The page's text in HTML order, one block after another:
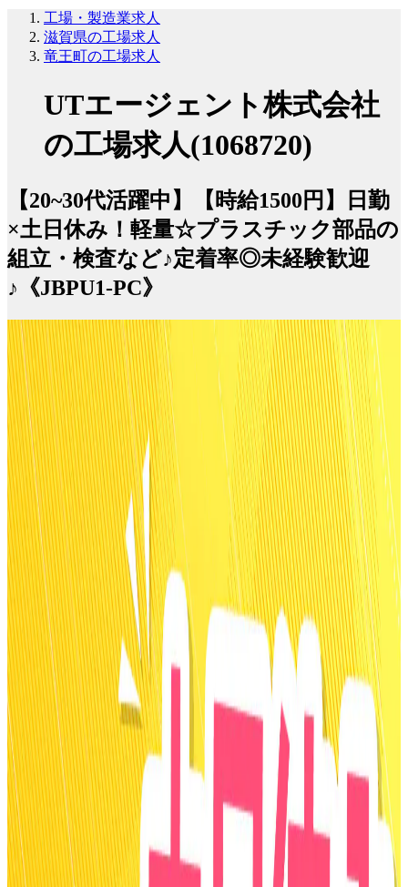
工場・製造業求人
滋賀県の工場求人
竜王町の工場求人
UTエージェント株式会社
の工場求人(1068720)
【20~30代活躍中】【時給1500円】日勤
×土日休み！軽量☆プラスチック部品の
組立・検査など♪定着率◎未経験歓迎
♪《JBPU1-PC》